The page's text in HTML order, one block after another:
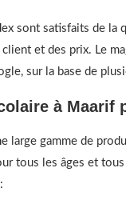
sont satisfaits de la
et des prix. Le
sur la base de
à Maarif
large gamme de
tous les âges et